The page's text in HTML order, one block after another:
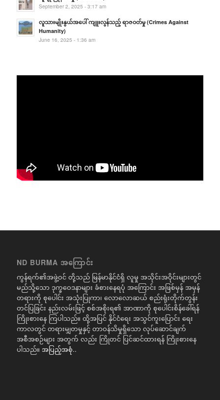
September 2, 2025 - 3:17 am
လူသားမျိုးနွယ်အပေါ် ကျူးလွန်သည့် ရာဇဝတ်မှု (Crimes Against
Humanity)
June 16, 2025 - 1:36 am
ND BURMA အကြောင်း
ကွန်ရက်၏အဖွဲ့ဝင် တို့သည် မြန်မာနိုင်ငံရှိ လူမှု အသိုင်းအဝိုင်းများတွင်
မည်သို့သော ဒုက္ခဝေဒနာများ ခံစားနေရပုံ အကြောင်း အဖြစ်မှန် အမှန်
တရားကို စုပေါင်း အသုံးပြုကာ၊ လောလောဆယ် စည်းရုံးတိုက်တွန်း
တင်ပြခြင်း နည်းလမ်းဖြင့် စစ်အစိုးရ၏ အာဏာကို စုပေါင်းစိန်ခေါ်ရန်
ကြိုးစားနေ ကြပါသည်။ ထို့အပြင် နိုင်ငံရေး အသွင်ကူးပြောင်း ရေး
ကာလတွင် တရားမျှတမှုနှင့် တာဝန်သိမှုရှိသော လုပ်ဆောင်ချက်
အစီအစဉ်များ အတွက် လည်း ကြိုတင် ပြင်ဆင်ထားရန် ကြိုးစားနေ
ပါသည်။ အပြည့်အစုံ..